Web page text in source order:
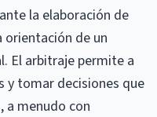
la elaboración de
orientación de un
El arbitraje permite a
y tomar decisiones que
a menudo con